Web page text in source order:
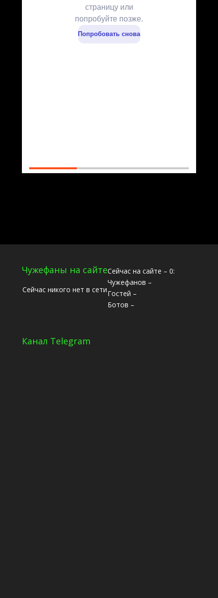
Чужефаны на сайте
Сейчас никого нет в сети
Сейчас на сайте – 0:
Чужефанов –
Гостей –
Ботов –
Канал Telegram